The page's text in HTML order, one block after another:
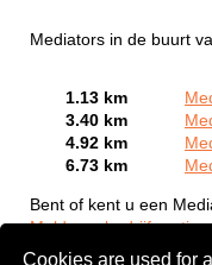
Cookies are used for
Mediators in de buurt
1.13 km
3.40 km
4.92 km
6.73 km
Bent of kent u een
Meld een bedrijf gratis